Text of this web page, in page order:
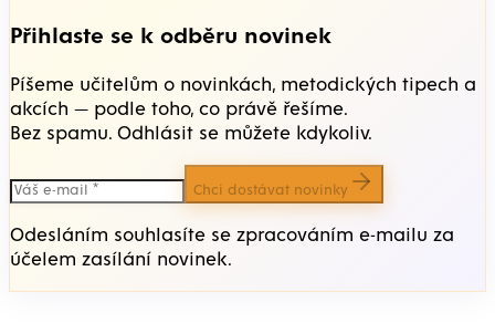
Přihlaste se k odběru novinek
Píšeme učitelům o novinkách, metodických tipech a
akcích — podle toho, co právě řešíme.
Bez spamu. Odhlásit se můžete kdykoliv.
Chci dostávat novinky
Odesláním souhlasíte se zpracováním e-mailu za
účelem zasílání novinek.